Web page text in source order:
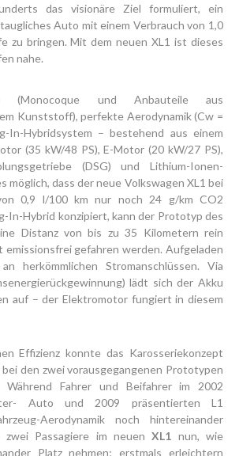
das visionäre Ziel formuliert, ein
Auto mit einem Verbrauch von 1,0
zu bringen. Mit dem neuen XL1 ist dieses
nahe.
(Monocoque und Anbauteile aus
Kunststoff), perfekte Aerodynamik (Cw =
In-Hybridsystem – bestehend aus einem
(35 kW/48 PS), E-Motor (20 kW/27 PS),
(DSG) und Lithium-Ionen-
möglich, dass der neue Volkswagen XL1 bei
0,9 l/100 km nur noch 24 g/km CO2
In-Hybrid konzipiert, kann der Prototyp des
Distanz von bis zu 35 Kilometern rein
emissionsfrei gefahren werden. Aufgeladen
herkömmlichen Stromanschlüssen. Via
lädt sich der Akku
auf – der Elektromotor fungiert in diesem
Effizienz konnte das Karosseriekonzept
den zwei vorausgegangenen Prototypen
Während Fahrer und Beifahrer im 2002
Auto und 2009 präsentierten L1
Aerodynamik noch hintereinander
zwei Passagiere im neuenXL1 nun, wie
Platz nehmen; erstmals erleichtern